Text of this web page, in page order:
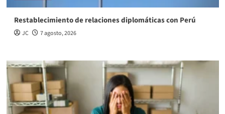
Restablecimiento de relaciones diplomáticas con Perú
JC 7 agosto, 2026